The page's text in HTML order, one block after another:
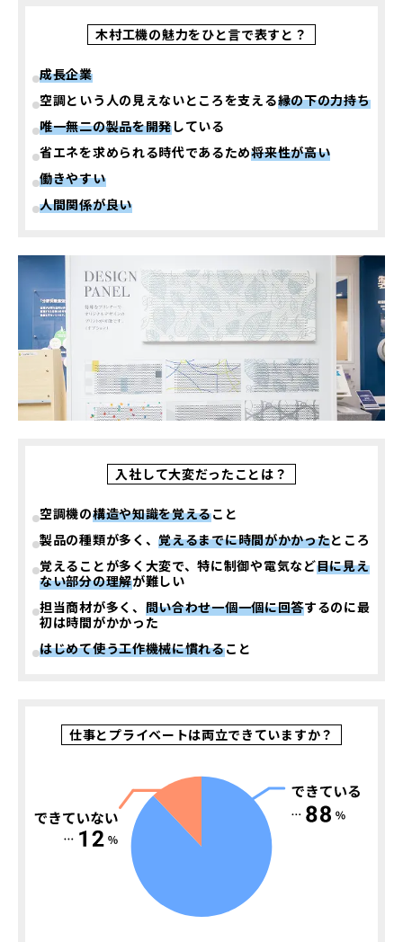
木村工機の魅力をひと言で表すと？
成長企業
空調という人の見えないところを支える縁の下の力持ち
唯一無二の製品を開発している
省エネを求められる時代であるため将来性が高い
働きやすい
人間関係が良い
入社して大変だったことは？
空調機の構造や知識を覚えること
製品の種類が多く、覚えるまでに時間がかかったところ
覚えることが多く大変で、特に制御や電気など目に見え
ない部分の理解が難しい
担当商材が多く、 問い合わせ一個一個に回答するのに最
初は時間がかかった
はじめて使う工作機械に慣れること
仕事とプライベートは両立できていますか？